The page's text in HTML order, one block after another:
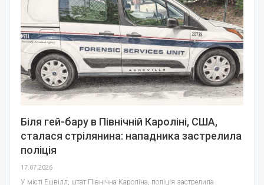
Біля гей-бару в Північній Кароліні, США,
сталася стрілянина: нападника застрелила
поліція
17.07.2026
У місті Ешвілл, штат Північна Кароліна, поліція застрелила